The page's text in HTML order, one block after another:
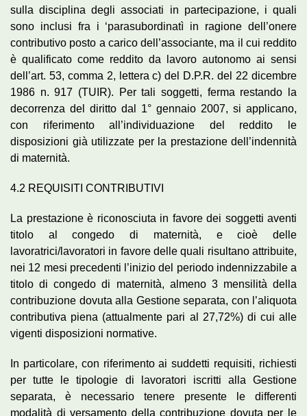
sulla disciplina degli associati in partecipazione, i quali
sono inclusi fra i ‘parasubordinatì in ragione dell’onere
contributivo posto a carico dell’associante, ma il cui reddito
è qualificato come reddito da lavoro autonomo ai sensi
dell’art. 53, comma 2, lettera c) del D.P.R. del 22 dicembre
1986 n. 917 (TUIR). Per tali soggetti, ferma restando la
decorrenza del diritto dal 1° gennaio 2007, si applicano,
con riferimento all’individuazione del reddito le
disposizioni già utilizzate per la prestazione dell’indennità
di maternità.
4.2 REQUISITI CONTRIBUTIVI
La prestazione è riconosciuta in favore dei soggetti aventi
titolo al congedo di maternità, e cioè delle
lavoratrici/lavoratori in favore delle quali risultano attribuite,
nei 12 mesi precedenti l’inizio del periodo indennizzabile a
titolo di congedo di maternità, almeno 3 mensilità della
contribuzione dovuta alla Gestione separata, con l’aliquota
contributiva piena (attualmente pari al 27,72%) di cui alle
vigenti disposizioni normative.
In particolare, con riferimento ai suddetti requisiti, richiesti
per tutte le tipologie di lavoratori iscritti alla Gestione
separata, è necessario tenere presente le differenti
modalità di versamento della contribuzione dovuta per le